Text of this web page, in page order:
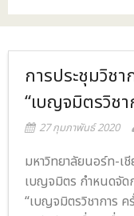
- สถาบันสมาชิก
- ภารกิจเครือข่าย
- Privacy Policy
ข้อมูลโครงการวิจัย
ติดต่อเรา
การประชุมวิช
“เบญจมิตรวิช
27 กุมภาพันธ์ 2020
มหาวิทยาลัยนอร์ท-เ
เบญจมิตร กำหนดจัด
“เบญจมิตรวิชาการ